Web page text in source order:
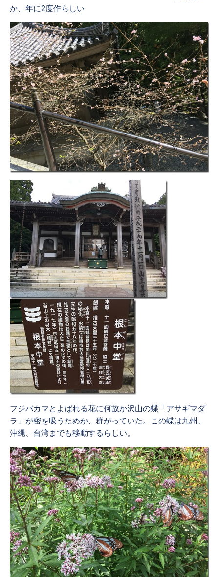
か、年に2度作らしい
フジバカマとよばれる花に何故か沢山の蝶「アサギマダ
ラ」が密を吸うためか、群がっていた。この蝶は九州、
沖縄、台湾までも移動するらしい。